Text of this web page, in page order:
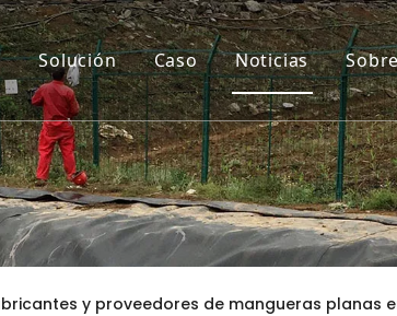
Solución Caso Noticias
y proveedores de mangueras planas